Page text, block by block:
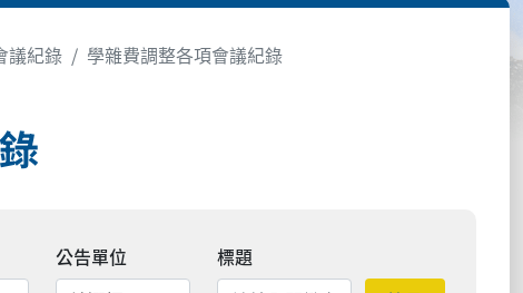
議紀錄
學雜費調整各項會議紀錄
公告單位
標題